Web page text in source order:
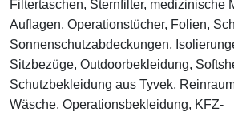
Filtertaschen, Sternfilter, medizinische
Auflagen, Operationstücher, Folien,
Sonnenschutzabdeckungen,
Sitzbezüge, Outdoorbekleidung,
Schutzbekleidung aus Tyvek,
Wäsche, Operationsbekleidung, KFZ-